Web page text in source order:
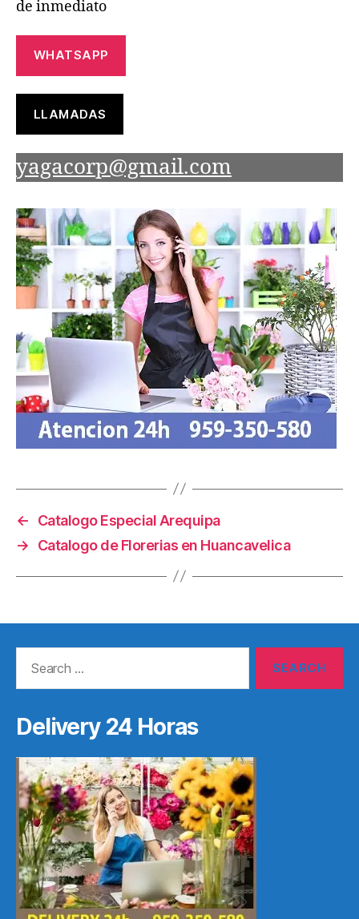
de inmediato
WHATSAPP
LLAMADAS
yagacorp@gmail.com
←
Catalogo Especial Arequipa
→
Catalogo de Florerias en Huancavelica
Delivery 24 Horas